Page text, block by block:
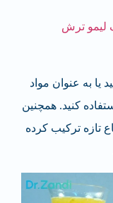
لیمو ترش
یا به عنوان مواد
کنید. همچنین
تازه ترکیب کرده